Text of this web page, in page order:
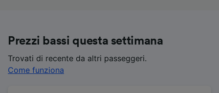
Prezzi bassi questa settimana
Trovati di recente da altri passeggeri.
Come funziona